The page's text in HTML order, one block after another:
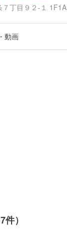
７丁目９２-１ 1F1A
動画
）